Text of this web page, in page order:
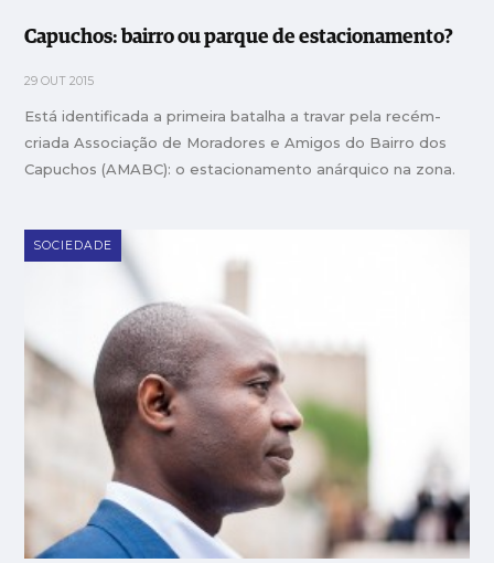
Capuchos: bairro ou parque de estacionamento?
29 OUT 2015
Está identificada a primeira batalha a travar pela recém-
criada Associação de Moradores e Amigos do Bairro dos
Capuchos (AMABC): o estacionamento anárquico na zona.
SOCIEDADE